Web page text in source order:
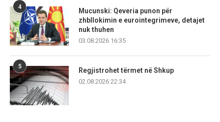
4
Mucunski: Qeveria punon për
zhbllokimin e eurointegrimeve, detajet
nuk thuhen
03.08.2026 16:35
5
Regjistrohet tërmet në Shkup
02.08.2026 22:34